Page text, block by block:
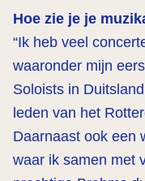
Hoe zie je je
“Ik heb veel
waaronder mijn
Soloists in
leden van het
Daarnaast ook een
waar ik samen met